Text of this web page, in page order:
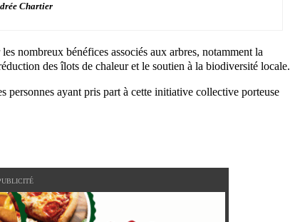
Chartier
nombreux bénéfices associés aux arbres, notamment la
des îlots de chaleur et le soutien à la biodiversité locale.
personnes ayant pris part à cette initiative collective porteuse